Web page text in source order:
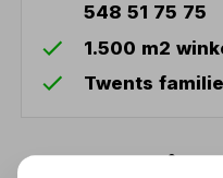
548 51 75 75
1.500 m2
Twents
Ook handig